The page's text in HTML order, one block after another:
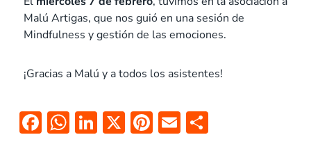
Malú Artigas, que nos guió en una sesión de
Mindfulness y gestión de las emociones.
¡Gracias a Malú y a todos los asistentes!
F W Li X Pi E